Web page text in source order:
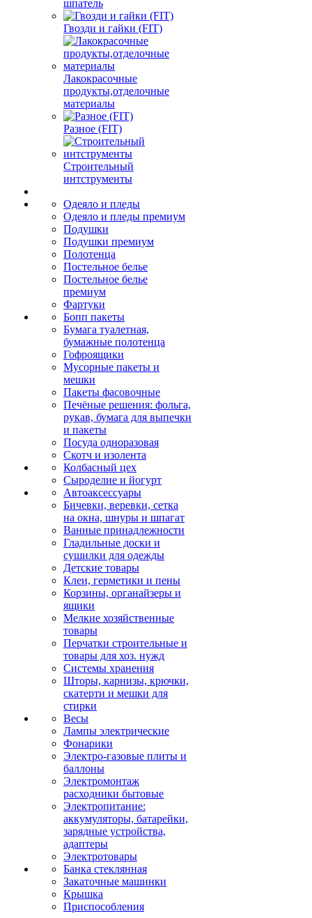
шпатель
Гвозди и гайки (FIT)
Лакокрасочные
продукты,отделочные
материалы
Разное (FIT)
Строительный
интструменты
Одеяло и пледы
Одеяло и пледы премиум
Подушки
Подушки премиум
Полотенца
Постельное белье
Постельное белье
премиум
Фартуки
Бопп пакеты
Бумага туалетная,
бумажные полотенца
Гофроящики
Мусорные пакеты и
мешки
Пакеты фасовочные
Печёные решения: фольга,
рукав, бумага для выпечки
и пакеты
Посуда одноразовая
Скотч и изолента
Колбасный цех
Сыроделие и йогурт
Автоаксессуары
Бичевки, веревки, сетка
на окна, шнуры и шпагат
Ванные принадлежности
Гладильные доски и
сушилки для одежды
Детские товары
Клеи, герметики и пены
Корзины, органайзеры и
ящики
Мелкие хозяйственные
товары
Перчатки строительные и
товары для хоз. нужд
Системы хранения
Шторы, карнизы, крючки,
скатерти и мешки для
стирки
Весы
Лампы электрические
Фонарики
Электро-газовые плиты и
баллоны
Электромонтаж
расходники бытовые
Электропитание:
аккумуляторы, батарейки,
зарядные устройства,
адаптеры
Электротовары
Банка стеклянная
Закаточные машинки
Крышка
Приспособления